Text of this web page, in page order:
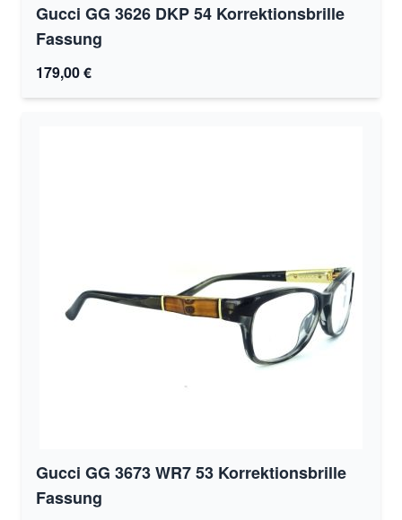
Gucci GG 3626 DKP 54 Korrektionsbrille
Fassung
179,00 €
Gucci GG 3673 WR7 53 Korrektionsbrille
Fassung